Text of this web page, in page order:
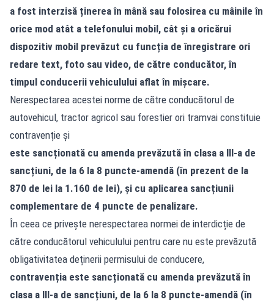
a fost interzisă ținerea în mână sau folosirea cu mâinile în
orice mod atât a telefonului mobil, cât și a oricărui
dispozitiv mobil prevăzut cu funcția de înregistrare ori
redare text, foto sau video, de către conducător, în
timpul conducerii vehiculului aflat în mișcare.
Nerespectarea acestei norme de către conducătorul de
autovehicul, tractor agricol sau forestier ori tramvai constituie
contravenție și
este sancționată cu amenda prevăzută în clasa a III-a de
sancțiuni, de la 6 la 8 puncte-amendă (în prezent de la
870 de lei la 1.160 de lei), și cu aplicarea sancțiunii
complementare de 4 puncte de penalizare.
În ceea ce privește nerespectarea normei de interdicție de
către conducătorul vehiculului pentru care nu este prevăzută
obligativitatea deținerii permisului de conducere,
contravenția este sancționată cu amenda prevăzută în
clasa a III-a de sancțiuni, de la 6 la 8 puncte-amendă (în